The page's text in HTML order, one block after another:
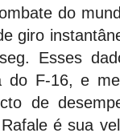
do
giro
Esses
do F-16, e
de
é sua